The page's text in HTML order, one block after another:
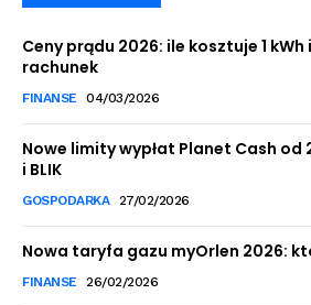
Ceny prądu 2026: ile kosztuje 1
rachunek
FINANSE 04/03/2026
Nowe limity wypłat Planet Cash
i BLIK
GOSPODARKA 27/02/2026
Nowa taryfa gazu myOrlen 2026:
FINANSE 26/02/2026